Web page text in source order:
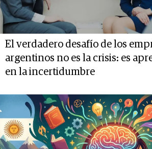
El verdadero desafío de los
argentinos no es la crisis: es
en la incertidumbre